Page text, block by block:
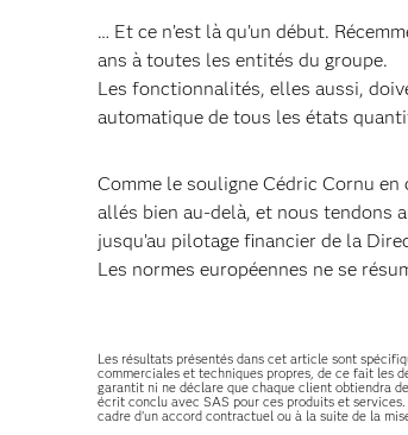
… Et ce n’est là qu’un début.
ans à toutes les entités du groupe.
Les fonctionnalités, elles aussi,
automatique de tous les états
Comme le souligne Cédric Cornu
allés bien au-delà, et nous tendons
jusqu’au pilotage financier de la
Les normes européennes ne se
Les résultats présentés dans cet article sont
commerciales et techniques propres, de ce fait les
garantit ni ne déclare que chaque client obtiendra
écrit conclu avec SAS pour ces produits et
cadre d’un accord contractuel ou à la suite de la